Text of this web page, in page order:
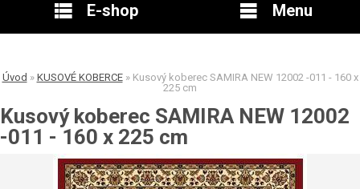
E-shop Menu
Úvod » KUSOVÉ KOBERCE » Kusový koberec SAMIRA NEW 12002 -011 - 160 x
225 cm
Kusový koberec SAMIRA NEW 12002
-011 - 160 x 225 cm